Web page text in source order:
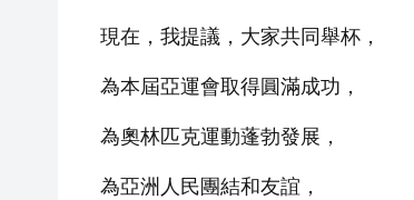
現在，我提議，大家共同舉杯，
為本屆亞運會取得圓滿成功，
為奧林匹克運動蓬勃發展，
為亞洲人民團結和友誼，